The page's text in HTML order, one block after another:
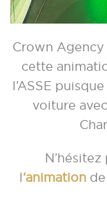
Crown Agency
cette
l’ASSE
voiture
l‘animationde